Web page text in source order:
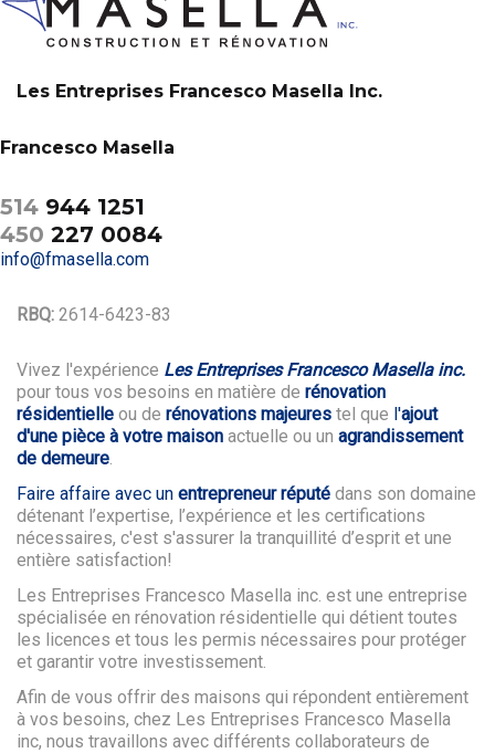
Les Entreprises Francesco Masella Inc.
Francesco Masella
514 944 1251
450 227 0084
info@fmasella.com
RBQ: 2614-6423-83
Vivez l'expérience Les Entreprises Francesco Masella inc.
pour tous vos besoins en matière de rénovation
résidentielle ou de rénovations majeures tel que l'ajout
d'une pièce à votre maison actuelle ou un agrandissement
de demeure.
Faire affaire avec un entrepreneur réputé dans son domaine
détenant l’expertise, l’expérience et les certifications
nécessaires, c'est s'assurer la tranquillité d’esprit et une
entière satisfaction!
Les Entreprises Francesco Masella inc. est une entreprise
spécialisée en rénovation résidentielle qui détient toutes
les licences et tous les permis nécessaires pour protéger
et garantir votre investissement.
Afin de vous offrir des maisons qui répondent entièrement
à vos besoins, chez Les Entreprises Francesco Masella
inc, nous travaillons avec différents collaborateurs de